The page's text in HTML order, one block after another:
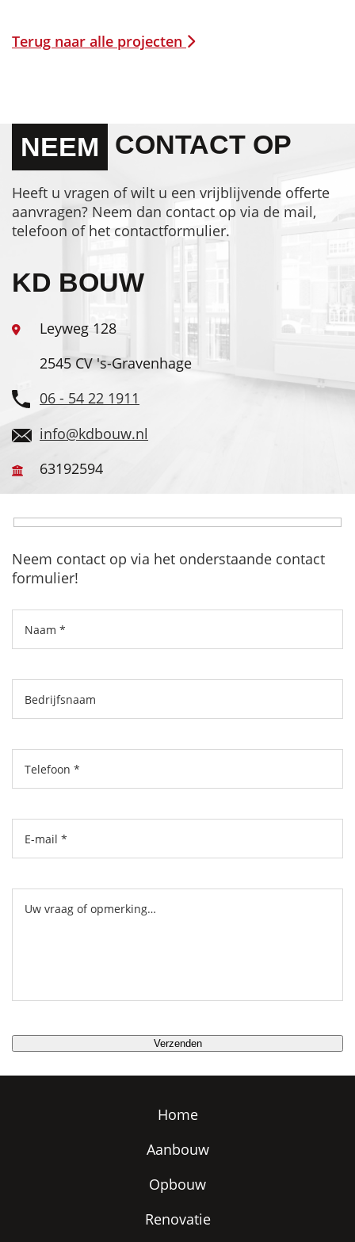
Terug naar alle projecten
NEEM CONTACT OP
Heeft u vragen of wilt u een vrijblijvende offerte
aanvragen? Neem dan contact op via de mail,
telefoon of het contactformulier.
KD BOUW
Leyweg 128
2545 CV 's-Gravenhage
06 - 54 22 1911
info@kdbouw.nl
63192594
Neem contact op via het onderstaande contact
formulier!
Home
Aanbouw
Opbouw
Renovatie